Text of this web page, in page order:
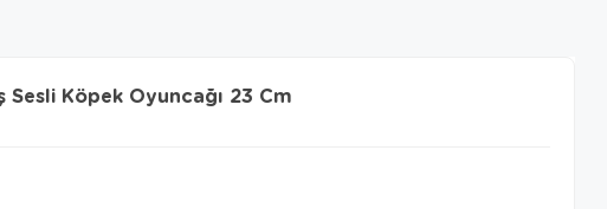
Köpek Oyuncağı 23 Cm